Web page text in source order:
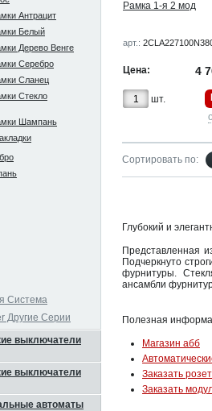
Рамка 1-я 2 мод
арт.:
Цена: 4
шт.
Сортировать по:
Глубокий и
Представленная
Подчеркнуто
фурнитуры.
ансамбли
Полезная
Магазин абб
Заказать
Заказать
Антрацит
Белый
Дерево Венге
Серебро
Сланец
Стекло
Шампань
Система
Другие Серии
выключатели
выключатели
автоматы